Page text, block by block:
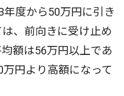
度から50万円に引き
、前向きに受け止め
額は56万円以上であ
円より高額になって